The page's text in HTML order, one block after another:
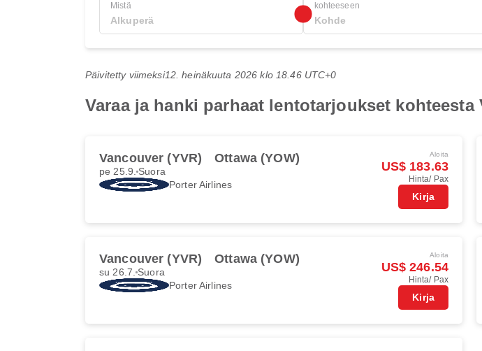
Mistä kohteeseen
Päivitetty viimeksi12. heinäkuuta 2026 klo 18.46 UTC+0
Varaa ja hanki parhaat lentotarjoukset kohteesta
Vancouver (YVR) Ottawa (YOW)
pe 25.9. Suora
Porter Airlines
Aloita
US$ 183.63
Hinta/ Pax
Kirja
Vancouver (YVR) Ottawa (YOW)
su 26.7. Suora
Porter Airlines
Aloita
US$ 246.54
Hinta/ Pax
Kirja